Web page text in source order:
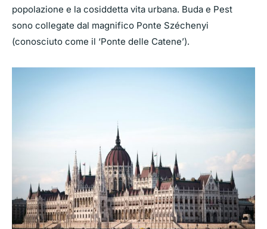
popolazione e la cosiddetta vita urbana. Buda e Pest
sono collegate dal magnifico Ponte Széchenyi
(conosciuto come il ‘Ponte delle Catene’).